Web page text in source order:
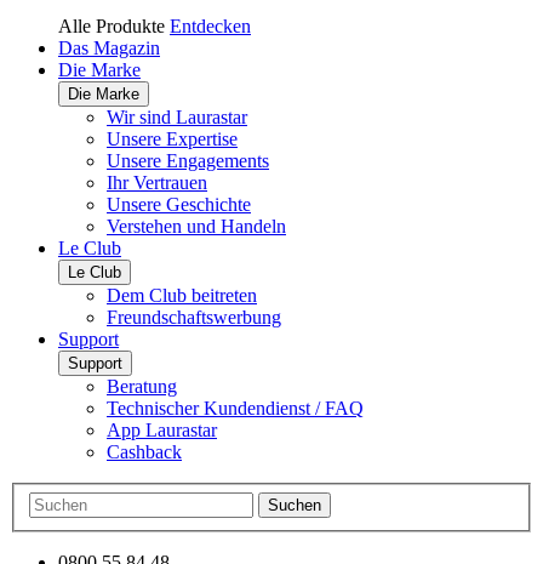
Alle Produkte Entdecken
Das Magazin
Die Marke
Die Marke
Wir sind Laurastar
Unsere Expertise
Unsere Engagements
Ihr Vertrauen
Unsere Geschichte
Verstehen und Handeln
Le Club
Le Club
Dem Club beitreten
Freundschaftswerbung
Support
Support
Beratung
Technischer Kundendienst / FAQ
App Laurastar
Cashback
Suchen